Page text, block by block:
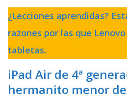
¿Lecciones aprendidas?
razones por las que
tabletas.
iPad Air de 4ª
hermanito menor